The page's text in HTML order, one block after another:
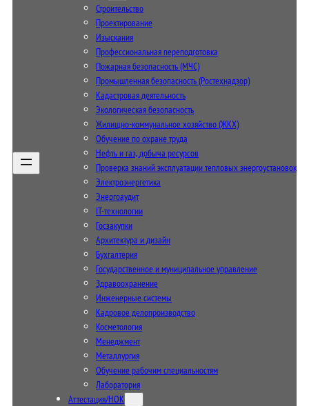
Строительство
Проектирование
Изыскания
Профессиональная переподготовка
Пожарная безопасность (МЧС)
Промышленная безопасность (Ростехнадзор)
Кадастровая деятельность
Экологическая безопасность
Жилищно-коммунальное хозяйство (ЖКХ)
Обучение по охране труда
Нефть и газ, добыча ресурсов
Проверка знаний эксплуатации тепловых энергоустановок
Электроэнергетика
Энергоаудит
IT-технологии
Госзакупки
Архитектура и дизайн
Бухгалтерия
Государственное и муниципальное управление
Здравоохранение
Инженерные системы
Кадровое делопроизводство
Косметология
Менеджмент
Металлургия
Обучение рабочим специальностям
Лаборатория
Аттестация/НОК